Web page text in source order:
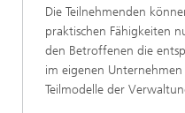
Die Teilnehmenden
praktischen Fähigkeiten
den Betroffenen die
im eigenen
Teilmodelle der